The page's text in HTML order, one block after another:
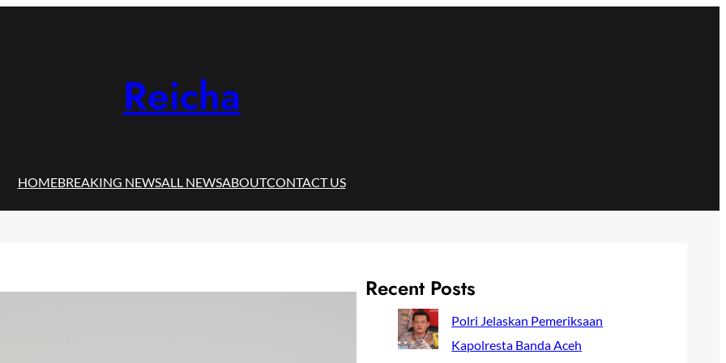
Reicha
HOMEBREAKING NEWSALL NEWSABOUTCONTACT US
Recent Posts
Polri Jelaskan Pemeriksaan
Kapolresta Banda Aceh